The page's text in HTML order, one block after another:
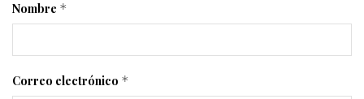
Nombre *
Correo electrónico *